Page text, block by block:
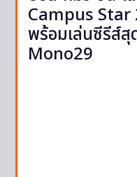
Campus Star
พร้อมเล่นซีรีส์สุ
Mono29